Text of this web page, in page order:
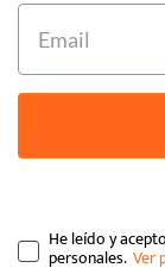
He leído y
personales.